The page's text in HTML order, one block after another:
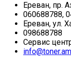
Ереван, пр.
060688788,
Ереван, ул.
098688788
Сервис
info@toner.am